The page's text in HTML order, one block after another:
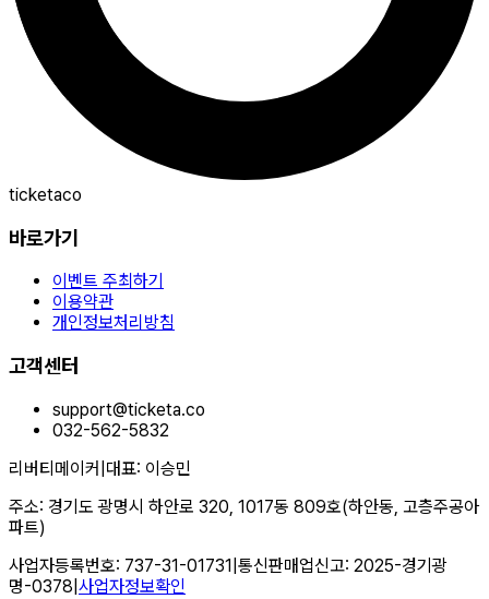
ticketaco
바로가기
이벤트 주최하기
이용약관
개인정보처리방침
고객센터
support@ticketa.co
032-562-5832
리버티메이커 대표: 이승민
주소: 경기도 광명시 하안로 320, 1017동 809호(하안동, 고층주공아
파트)
사업자등록번호: 737-31-01731 통신판매업신고: 2025-경기광
명-0378 사업자정보확인